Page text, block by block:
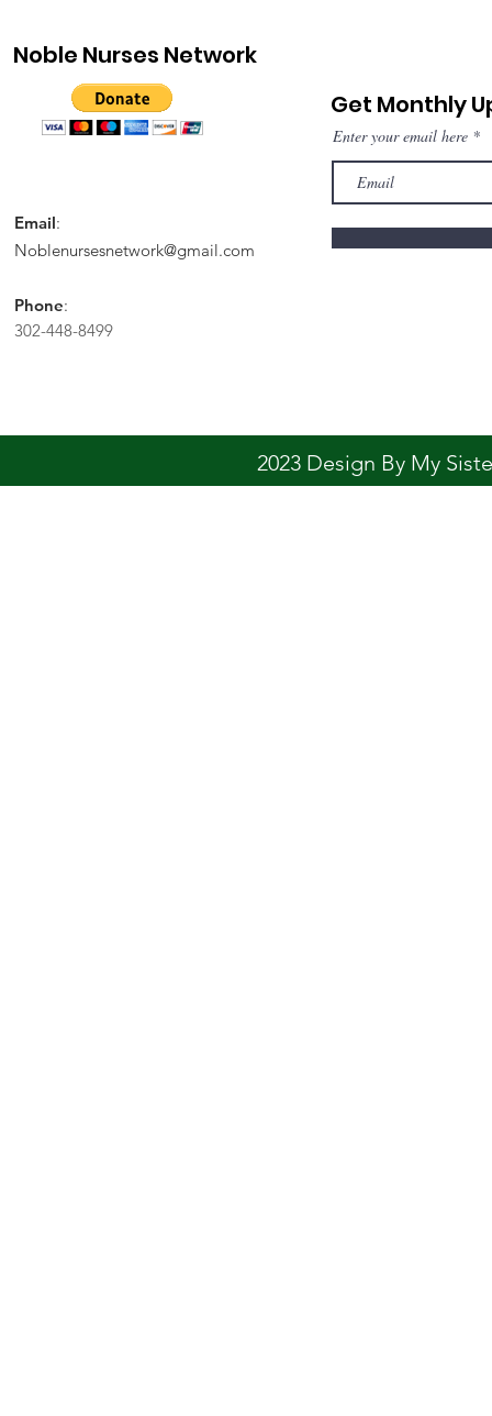
Noble Nurses Network
Email:
Noblenursesnetwork@gmail.com
Phone:
302-448-8499
Get Monthly
Enter your email here
2023 Design By My